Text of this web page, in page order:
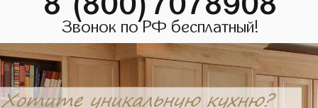
Звонок по РФ бесплатный!